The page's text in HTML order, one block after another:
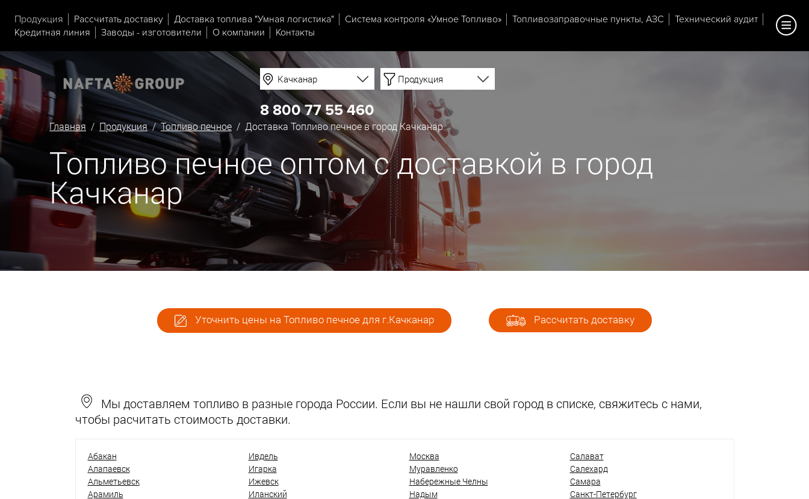
Продукция Рассчитать доставку Доставка топлива "Умная логистика" Система контроля «Умное Топливо» Топливозаправочные пункты, АЗС
Технический аудит
Кредитная линия
Заводы - изготовители О компании Контакты
Качканар Продукция
8 800 77 55 460
Главная / Продукция/Топливо печное / Доставка Топливо печное в город Качканар
Топливо печное оптом с доставкой в город
Качканар
Уточнить цены на Топливо печное для г.Качканар Рассчитать доставку
Мы доставляем топливо в разные города России. Если вы не нашли свой город в списке, свяжитесь с нами,
чтобы расчитать стоимость доставки.
Абакан
Алапаевск
Альметьевск
Арамиль
Ивдель
Игарка
Ижевск
Иланский
Москва
Муравленко
Набережные Челны
Надым
Салават
Салехард
Самара
Санкт-Петербург